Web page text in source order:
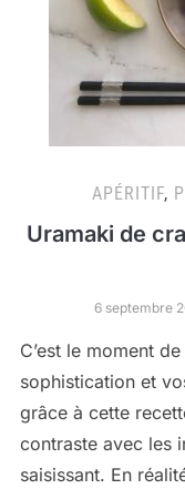
APÉRITIF,
Uramaki de
6 septembre
C’est le moment
sophistication et
grâce à cette
contraste avec les
saisissant. En